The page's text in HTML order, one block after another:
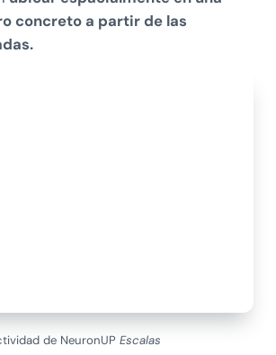
concreto a partir de las
de NeuronUPEscalas